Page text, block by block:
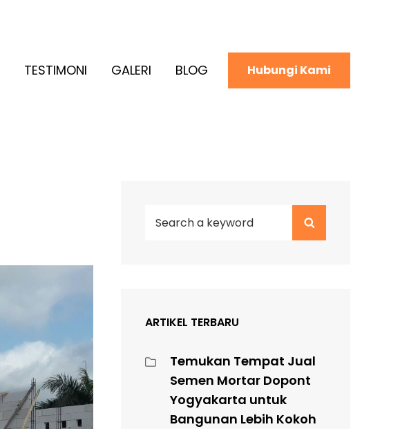
TESTIMONI GALERI BLOG Hubungi Kami
Search
ARTIKEL TERBARU
Temukan Tempat Jual
Semen Mortar Dopont
Yogyakarta untuk
Bangunan Lebih Kokoh